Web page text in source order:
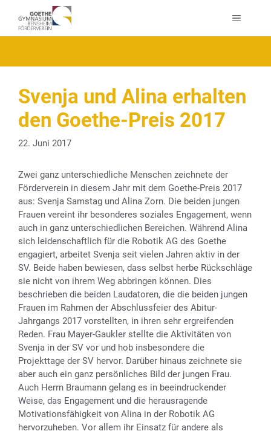
Inhalt
springen
MENÜ
Svenja und Alina erhalten
den Goethe-Preis 2017
22. Juni 2017
Zwei ganz unterschiedliche Menschen zeichnete der
Förderverein in diesem Jahr mit dem Goethe-Preis 2017
aus: Svenja Samstag und Alina Zorn. Die beiden jungen
Frauen vereint ihr besonderes soziales Engagement, wenn
auch in ganz unterschiedlichen Bereichen. Während Alina
sich leidenschaftlich für die Robotik AG des Goethe
engagiert, arbeitet Svenja seit vielen Jahren aktiv in der
SV. Beide haben bewiesen, dass selbst herbe Rückschläge
sie nicht von ihrem Weg abbringen können. Dies
beschrieben die beiden Laudatoren, die die beiden jungen
Frauen im Rahmen der Abschlussfeier des Abitur-
Jahrgangs 2017 vorstellten, in ihren sehr ergreifenden
Reden. Frau Mayer-Gaukler stellte die Aktivitäten von
Svenja in der SV vor und hob insbesondere die
Projekttage der SV hervor. Darüber hinaus zeichnete sie
aber auch ein ganz persönliches Bild der jungen Frau.
Auch Herrn Braumann gelang es in beeindruckender
Weise, das Engagement und die herausragende
Motivationsfähigkeit von Alina in der Robotik AG
hervorzuheben. Vor allem ihr Einsatz für andere als